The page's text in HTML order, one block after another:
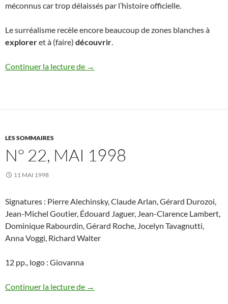
méconnus car trop délaissés par l’histoire officielle.
Le surréalisme recèle encore beaucoup de zones blanches à
exploreret à (faire) découvrir.
Continuer la lecture de Les Archipels du surréalisme
→
LES SOMMAIRES
N° 22, MAI 1998
11 MAI 1998
Signatures : Pierre Alechinsky, Claude Arlan, Gérard Durozoi,
Jean-Michel Goutier, Édouard Jaguer, Jean-Clarence Lambert,
Dominique Rabourdin, Gérard Roche, Jocelyn Tavagnutti,
Anna Voggi, Richard Walter
12 pp., logo : Giovanna
Continuer la lecture de N° 22, mai 1998
→